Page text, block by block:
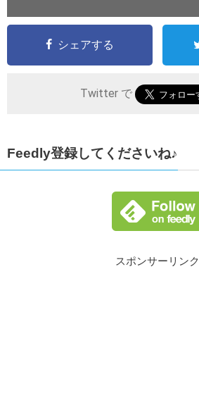
シェアする
Twitter で
Feedly登録してくださいね♪
スポンサーリンク